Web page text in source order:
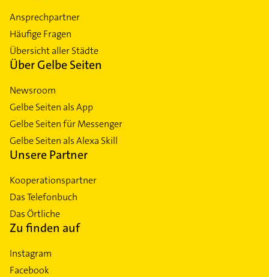
Ansprechpartner
Häufige Fragen
Übersicht aller Städte
Über Gelbe Seiten
Newsroom
Gelbe Seiten als App
Gelbe Seiten für Messenger
Gelbe Seiten als Alexa Skill
Unsere Partner
Kooperationspartner
Das Telefonbuch
Das Örtliche
Zu finden auf
Instagram
Facebook